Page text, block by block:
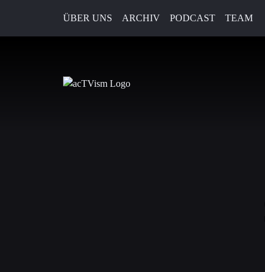
ÜBER UNS ARCHIV PODCAST TEAM